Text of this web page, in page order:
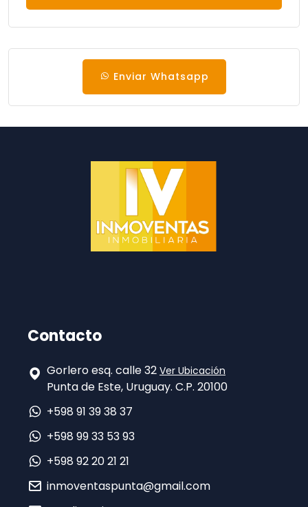
Enviar Whatsapp
Contacto
Gorlero esq. calle 32 Ver Ubicación
Punta de Este, Uruguay. C.P. 20100
+598 91 39 38 37
+598 99 33 53 93
+598 92 20 21 21
inmoventaspunta@gmail.com